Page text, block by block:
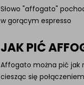
Słowo "affogato"
w gorącym espresso
JAK PIĆ
Affogato można pić jak
ciesząc się